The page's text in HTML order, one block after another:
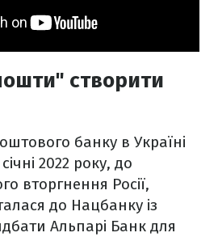
створити
банку в Україні
2022 року, до
вторгнення Росії,
до Нацбанку із
Альпарі Банк для